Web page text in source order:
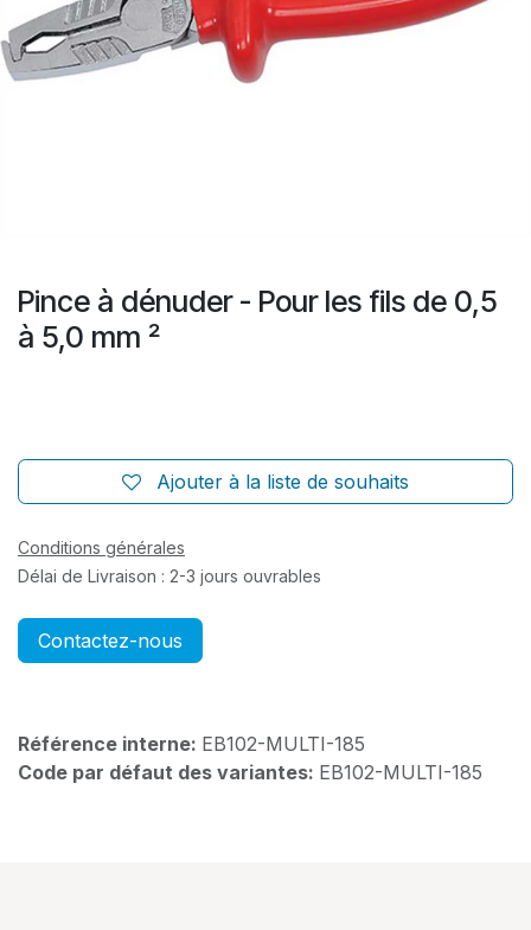
Pince à dénuder - Pour les fils de 0,5
à 5,0 mm ²
Ajouter à la liste de souhaits
Conditions générales
Délai de Livraison : 2-3 jours ouvrables
Contactez-nous
Référence interne: EB102-MULTI-185
Code par défaut des variantes: EB102-MULTI-185